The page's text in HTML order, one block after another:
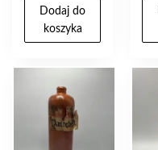
Dodaj do
koszyka